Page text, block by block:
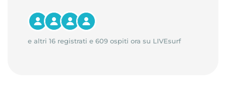
e altri 16 registrati e 609 ospiti ora su LIVEsurf